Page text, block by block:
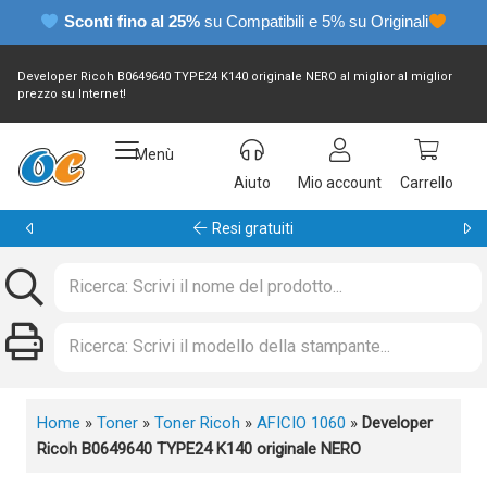
Sconti fino al 25% su Compatibili e 5% su Originali
Developer Ricoh B0649640 TYPE24 K140 originale NERO al miglior al miglior
prezzo su Internet!
Menù
Aiuto
Mio account Carrello
Garanzia 24 mesi
Home » Toner » Toner Ricoh » AFICIO 1060 » Developer
Ricoh B0649640 TYPE24 K140 originale NERO